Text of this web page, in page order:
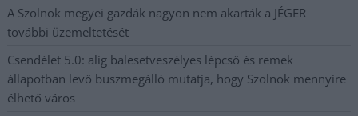
A Szolnok megyei gazdák nagyon nem akarták a JÉGER
további üzemeltetését
Csendélet 5.0: alig balesetveszélyes lépcső és remek
állapotban levő buszmegálló mutatja, hogy Szolnok mennyire
élhető város